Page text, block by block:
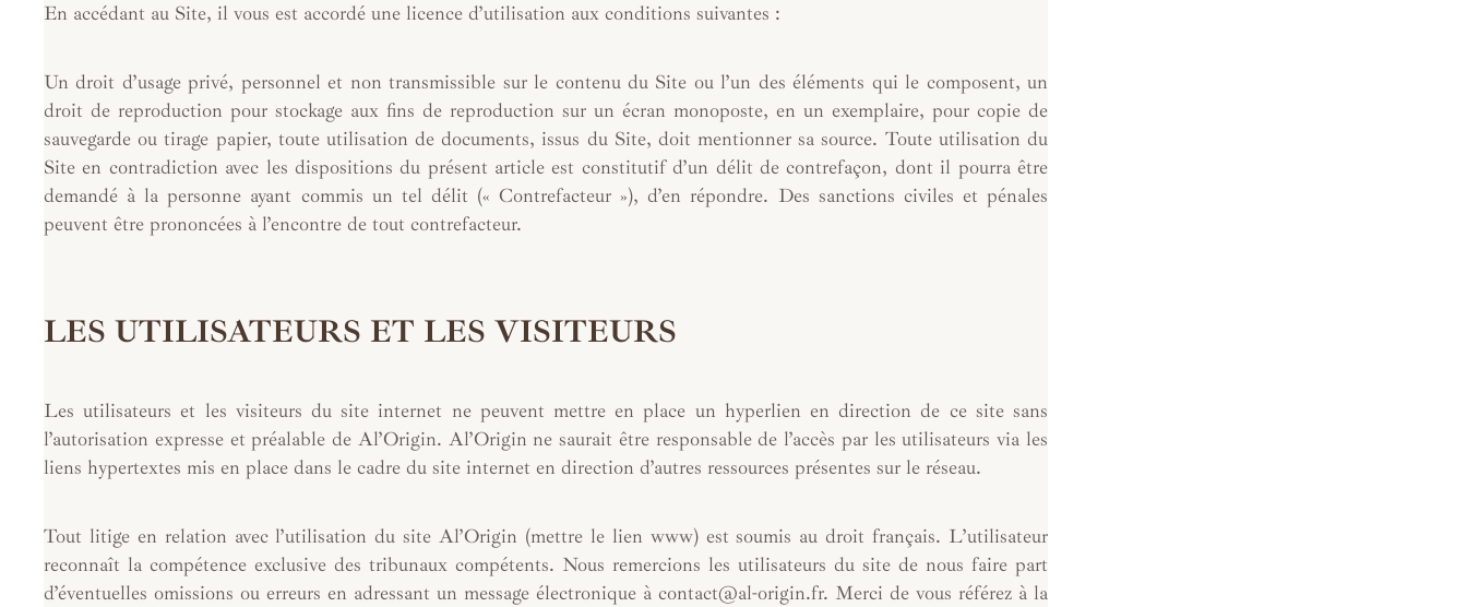
En accédant au Site, il vous est accordé une licence d’utilisation aux conditions suivantes :
Un droit d’usage privé, personnel et non transmissible sur le contenu du Site ou l’un des éléments qui le composent, un
droit de reproduction pour stockage aux fins de reproduction sur un écran monoposte, en un exemplaire, pour copie de
sauvegarde ou tirage papier, toute utilisation de documents, issus du Site, doit mentionner sa source. Toute utilisation du
Site en contradiction avec les dispositions du présent article est constitutif d’un délit de contrefaçon, dont il pourra être
demandé à la personne ayant commis un tel délit (« Contrefacteur »), d’en répondre. Des sanctions civiles et pénales
peuvent être prononcées à l’encontre de tout contrefacteur.
LES UTILISATEURS ET LES VISITEURS
Les utilisateurs et les visiteurs du site internet ne peuvent mettre en place un hyperlien en direction de ce site sans
l’autorisation expresse et préalable de Al’Origin. Al’Origin ne saurait être responsable de l’accès par les utilisateurs via les
liens hypertextes mis en place dans le cadre du site internet en direction d’autres ressources présentes sur le réseau.
Tout litige en relation avec l’utilisation du site Al’Origin (mettre le lien www) est soumis au droit français. L’utilisateur
reconnaît la compétence exclusive des tribunaux compétents. Nous remercions les utilisateurs du site de nous faire part
d’éventuelles omissions ou erreurs en adressant un message électronique à contact@al-origin.fr. Merci de vous référez à la